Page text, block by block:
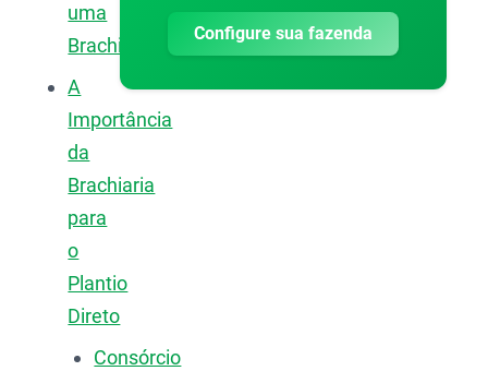
uma
Brachiaria?
A
Importância
da
Brachiaria
para
o
Plantio
Direto
Consórcio
Configure sua fazenda